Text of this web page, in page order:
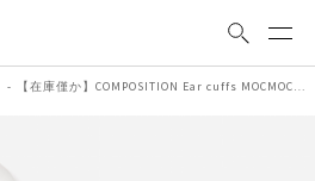
【在庫僅か】COMPOSITION Ear cuffs MOCMOC CLEAR | アクリル イヤーカフ (ペア）